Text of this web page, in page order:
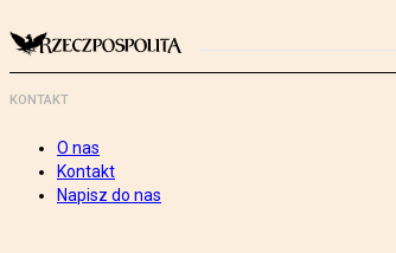
KONTAKT
O nas
Kontakt
Napisz do nas